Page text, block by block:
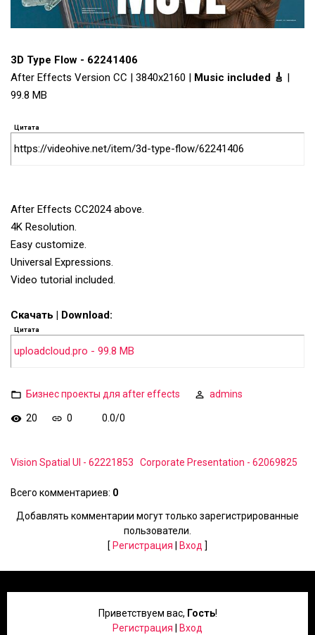
3D Type Flow - 62241406
After Effects Version CC | 3840x2160 | Music included 🎸 |
99.8 MB
Цитата
https://videohive.net/item/3d-type-flow/62241406
After Effects CC2024 above.
4K Resolution.
Easy customize.
Universal Expressions.
Video tutorial included.
Скачать | Download:
Цитата
uploadcloud.pro - 99.8 MB
Бизнес проекты для after effects admins
20 0 0.0/0
Vision Spatial UI - 62221853 Corporate Presentation - 62069825
Всего комментариев: 0
Добавлять комментарии могут только зарегистрированные
пользователи.
[ Регистрация Вход ]
Приветствуем вас, Гость!
Регистрация
Вход